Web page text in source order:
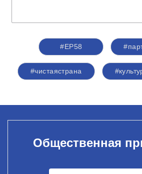
#ЕР58
#чистаястрана
Общественная